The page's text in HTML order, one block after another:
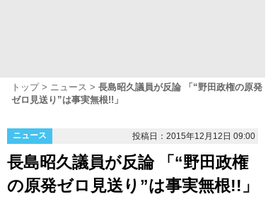
トップ ニュース
長島昭久議員が反論 「“野田政権の原発
ゼロ見送り”は事実無根!!」
ニュース 投稿日：2015年12月12日 09:00
長島昭久議員が反論 「“野田政権
の原発ゼロ見送り”は事実無根!!」